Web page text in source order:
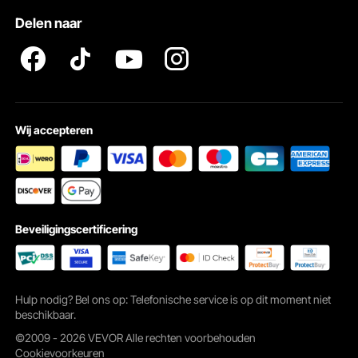
worden op hun plaats gehouden met pinnen, zodat ze eenvoudig kunnen
worden aangepast en verwijderd.
Delen naar
Wij accepteren
Beveiligingscertificering
Hulp nodig? Bel ons op: Telefonische service is op dit moment niet
beschikbaar.
©2009 - 2026 VEVOR Alle rechten voorbehouden
Cookievoorkeuren